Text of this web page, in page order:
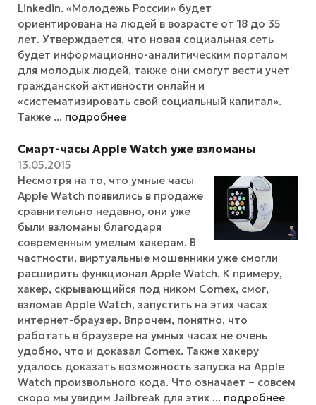
Linkedin. «Молодежь России» будет
ориентирована на людей в возрасте от 18 до 35
лет. Утверждается, что новая социальная сеть
будет информационно-аналитическим порталом
для молодых людей, также они смогут вести учет
гражданской активности онлайн и
«систематизировать свой социальный капитал».
Также ... подробнее
Смарт-часы Apple Watch уже взломаны
13.05.2015
Несмотря на то, что умные часы
Apple Watch появились в продаже
сравнительно недавно, они уже
были взломаны благодаря
современным умелым хакерам. В
частности, виртуальные мошенники уже смогли
расширить функционал Apple Watch. К примеру,
хакер, скрывающийся под ником Comex, смог,
взломав Apple Watch, запустить на этих часах
интернет-браузер. Впрочем, понятно, что
работать в браузере на умных часах не очень
удобно, что и доказал Comex. Также хакеру
удалось доказать возможность запуска на Apple
Watch произвольного кода. Что означает – совсем
скоро мы увидим Jailbreak для этих ... подробнее